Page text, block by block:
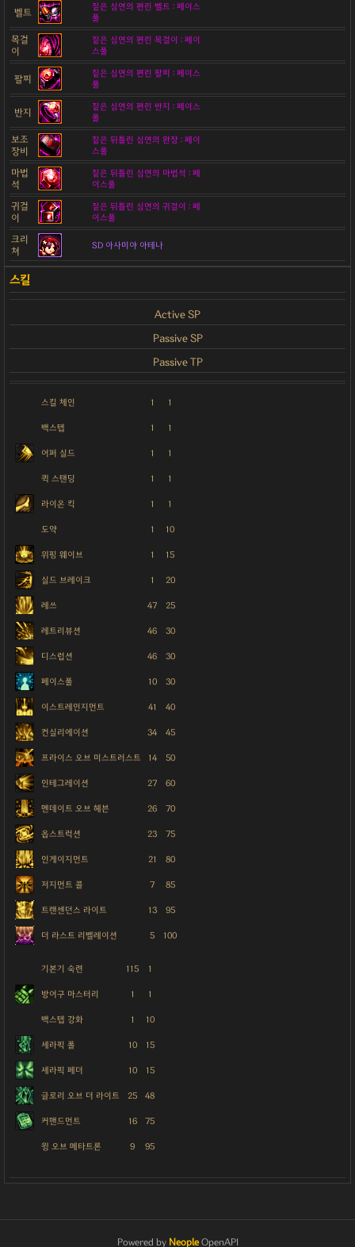
벨트
짙은 심연의 편린 벨트 : 페이스
풀
목걸
이
짙은 심연의 편린 목걸이 : 페이
스풀
팔찌
짙은 심연의 편린 팔찌 : 페이스
풀
반지
짙은 심연의 편린 반지 : 페이스
풀
보조
장비
짙은 뒤틀린 심연의 완장 : 페이
스풀
마법
석
짙은 뒤틀린 심연의 마법석 : 페
이스풀
귀걸
이
짙은 뒤틀린 심연의 귀걸이 : 페
이스풀
크리
쳐
SD 아사미야 아테나
Active SP
Passive SP
Passive TP
스킬 체인 1 1
백스텝 1 1
어퍼 실드 1 1
퀵 스탠딩 1 1
라이온 킥 1 1
도약 1 10
위핑 웨이브 1 15
실드 브레이크 1 20
레쓰 47 25
레트리뷰션 46 30
디스럽션 46 30
페이스풀 10 30
이스트레인지먼트 41 40
컨실리에이션 34 45
프라이스 오브 미스트러스트 14 50
인테그레이션 27 60
멘데이트 오브 헤븐 26 70
옵스트럭션 23 75
인게이지먼트 21 80
저지먼트 콜 7 85
트랜센던스 라이트 13 95
더 라스트 리벨레이션 5 100
기본기 숙련 115 1
방어구 마스터리 1 1
백스텝 강화 1 10
세라픽 폴 10 15
세라픽 페더 10 15
글로리 오브 더 라이트 25 48
커맨드먼트 16 75
윙 오브 메타트론 9 95
Powered by NeopleOpenAPI